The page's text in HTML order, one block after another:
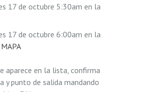
17 de octubre 5:30am en la
17 de octubre 6:00am en la
MAPA
aparece en la lista, confirma
y punto de salida mandando